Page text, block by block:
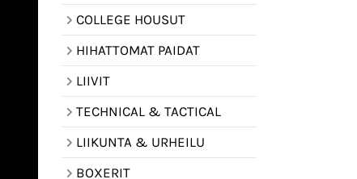
COLLEGE HOUSUT
HIHATTOMAT PAIDAT
LIIVIT
TECHNICAL & TACTICAL
LIIKUNTA & URHEILU
BOXERIT